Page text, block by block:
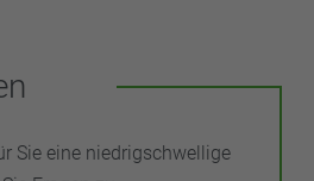
Sie eine niedrigschwellige